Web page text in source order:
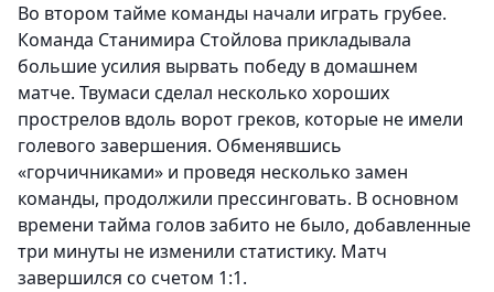
Во втором тайме команды начали играть грубее.
Команда Станимира Стойлова прикладывала
большие усилия вырвать победу в домашнем
матче. Твумаси сделал несколько хороших
прострелов вдоль ворот греков, которые не имели
голевого завершения. Обменявшись
«горчичниками» и проведя несколько замен
команды, продолжили прессинговать. В основном
времени тайма голов забито не было, добавленные
три минуты не изменили статистику. Матч
завершился со счетом 1:1.